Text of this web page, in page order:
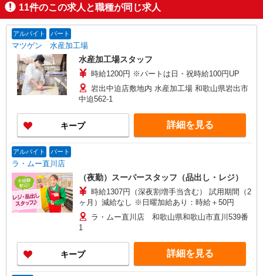
掲載期間終了
11件のこの求人と職種が同じ求人
アルバイト パート
マツゲン 水産加工場
水産加工場スタッフ
時給1200円 ※パートは日・祝時給100円UP
岩出中迫店敷地内 水産加工場 和歌山県岩出市
中迫562-1
キープ 詳細を見る
アルバイト パート
ラ・ムー直川店
（夜勤）スーパースタッフ（品出し・レジ）
時給1307円（深夜割増手当含む） 試用期間（2
ヶ月）減給なし ※日曜加給あり：時給＋50円
ラ・ムー直川店 和歌山県和歌山市直川539番
1
キープ 詳細を見る